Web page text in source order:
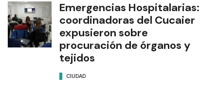
Emergencias Hospitalarias:
coordinadoras del Cucaier
expusieron sobre
procuración de órganos y
tejidos
CIUDAD